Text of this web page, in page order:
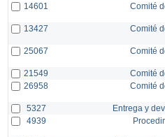
14601 Comité
13427 Comité
25067 Comité
21549
Comité
26958
Comité
5327
Entrega y
4939